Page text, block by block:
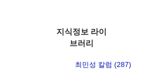
지식정보 라이
브러리
최민성 칼럼 (287)